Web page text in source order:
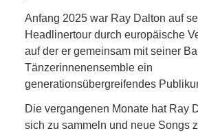
Anfang 2025 war Ray Dalton auf
Headlinertour durch europäische
auf der er gemeinsam mit seiner
Tänzerinnenensemble ein
generationsübergreifendes
Die vergangenen Monate hat Ray
sich zu sammeln und neue Songs